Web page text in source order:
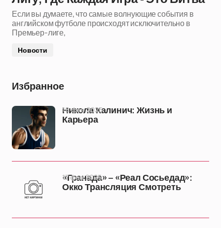
Если вы думаете, что самые волнующие события в
английском футболе происходят исключительно в
Премьер-лиге,
Новости
Избранное
Никола Калинич: Жизнь и
Карьера
18 фев 2025
«Гранада» – «Реал Сосьедад»:
Окко Трансляция Смотреть
17 фев 2025